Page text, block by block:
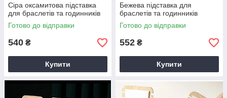
Сіра оксамитова підставка
для браслетів та годинників
Готово до відправки
540 ₴
Купити
Бежева підставка для
браслетів та годинників
Готово до відправки
552 ₴
Купити